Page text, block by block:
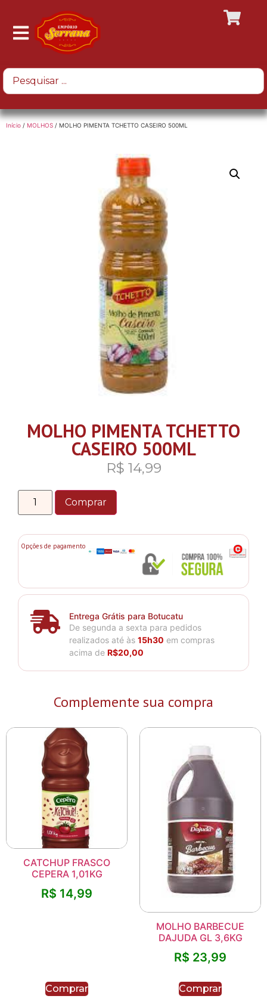
Início / MOLHOS / MOLHO PIMENTA TCHETTO CASEIRO 500ML
MOLHO PIMENTA TCHETTO
CASEIRO 500ML
R$ 14,99
Comprar
Opções de pagamento
Entrega Grátis para Botucatu
De segunda a sexta para pedidos
realizados até às 15h30 em compras
acima de R$20,00
Complemente sua compra
CATCHUP FRASCO
CEPERA 1,01KG
R$ 14,99
Comprar
MOLHO BARBECUE
DAJUDA GL 3,6KG
R$ 23,99
Comprar